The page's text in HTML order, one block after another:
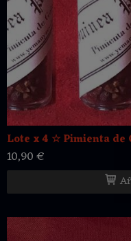
Lote x 4 ☆ Pimienta
10,90 €